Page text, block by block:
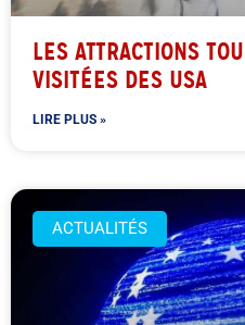
LES ATTRACTIONS
VISITÉES DES USA
LIRE PLUS »
ACTUALITÉS